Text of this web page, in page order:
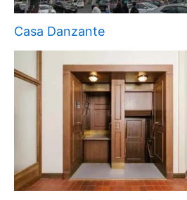
Casa Danzante